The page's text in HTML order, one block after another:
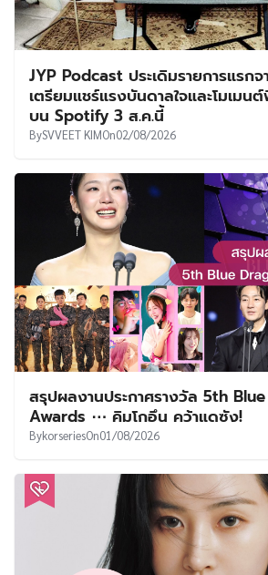
JYP Podcast ประเดิมรายการแรกจ
เตรียมแชร์แรงบันดาลใจและโมเมน
บน Spotify 3 ส.ค.นี้
BySVVEET KIMOn02/08/2026
สรุปผลงานประกาศรางวัล 5th
Awards ⋯ คิมโกอึน คว้าแดซัง!
BykorseriesOn01/08/2026